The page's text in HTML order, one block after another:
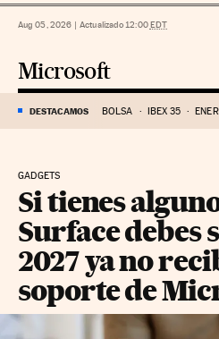
Aug 05, 2026 | Actualizado 12:00EDT
Microsoft
DESTACAMOS BOLSA IBEX 35
GADGETS
Si tienes
Surface debes
2027 ya no
soporte de